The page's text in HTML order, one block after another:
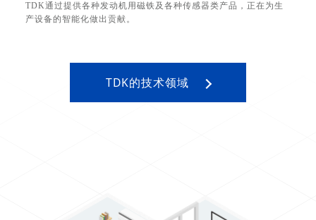
TDK通过提供各种发动机用磁铁及各种传感器类产品，正在为生
产设备的智能化做出贡献。
TDK的技术领域